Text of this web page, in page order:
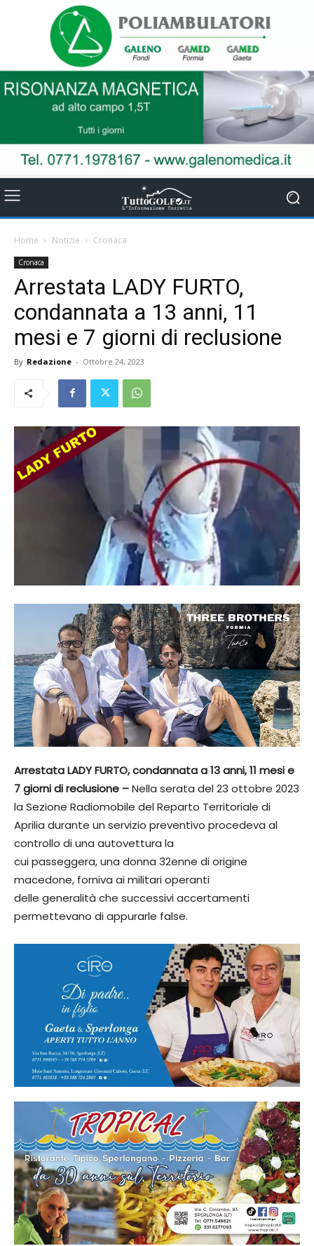
Home Notizie Cronaca
Cronaca
Arrestata LADY FURTO,
condannata a 13 anni, 11
mesi e 7 giorni di reclusione
By Redazione - Ottobre 24, 2023
Arrestata LADY FURTO, condannata a 13 anni, 11 mesi e
7 giorni di reclusione –Nella serata del 23 ottobre 2023
la Sezione Radiomobile del Reparto Territoriale di
Aprilia durante un servizio preventivo procedeva al
controllo di una autovettura la
cui passeggera, una donna 32enne di origine
macedone, forniva ai militari operanti
delle generalità che successivi accertamenti
permettevano di appurarle false.